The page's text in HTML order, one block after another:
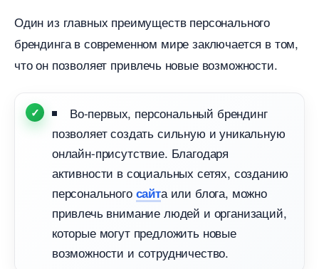
Один из главных преимуществ персонального
рендинга в современном мире заключается в том,
что он позволяет привлечь новые возможности.
о-первых, персональный брендин
позволяет создать сильную и уникальную
онлайн-присутствие. Благодаря
активности в социальных сетях, созданию
персонального сайта или блога, можно
привлечь внимание людей и организаций,
которые могут предложить новые
озможности и сотрудничество.